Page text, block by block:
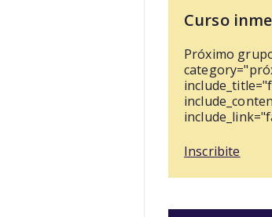
Curso
Próximo
Inscribite